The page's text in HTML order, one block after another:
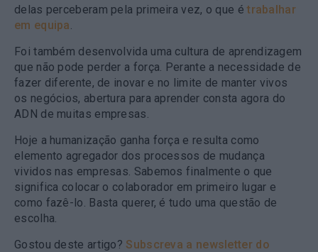
delas perceberam pela primeira vez, o que étrabalhar
em equipa.
Foi também desenvolvida uma cultura de aprendizagem
que não pode perder a força. Perante a necessidade de
fazer diferente, de inovar e no limite de manter vivos
os negócios, abertura para aprender consta agora do
ADN de muitas empresas.
Hoje a humanização ganha força e resulta como
elemento agregador dos processos de mudança
vividos nas empresas. Sabemos finalmente o que
significa colocar o colaborador em primeiro lugar e
como fazê-lo. Basta querer, é tudo uma questão de
escolha.
Gostou deste artigo? Subscreva a newsletter do